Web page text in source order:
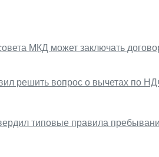
МКД может заключать
решить вопрос о вычетах по
типовые правила